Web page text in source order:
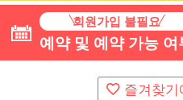
회원가입 불필요
예약 및 예약 가능 여
즐겨찾기